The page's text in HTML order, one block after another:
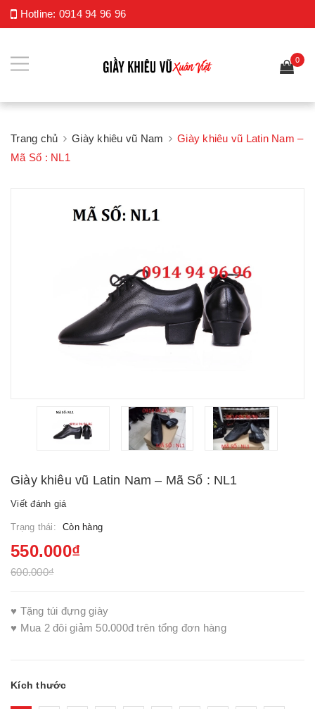
Hotline: 0914 94 96 96
0
Trang chủ Giày khiêu vũ Nam
Giày khiêu vũ Latin Nam –
Mã Số : NL1
Giày khiêu vũ Latin Nam – Mã Số : NL1
Viết đánh giá
Trạng thái: Còn hàng
550.000₫
600.000₫
♥ Tặng túi đựng giày
♥ Mua 2 đôi giảm 50.000đ trên tổng đơn hàng
Kích thước